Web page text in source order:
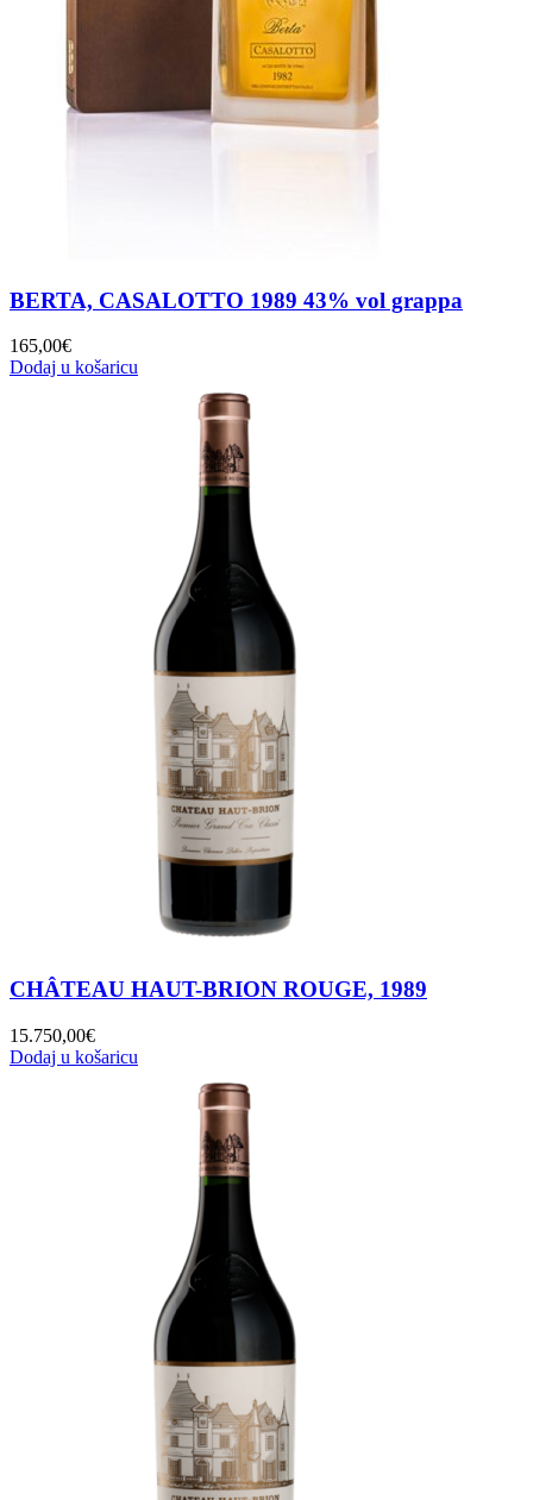
BERTA, CASALOTTO 1989 43% vol grappa
165,00€
Dodaj u košaricu
CHÂTEAU HAUT-BRION ROUGE, 1989
15.750,00€
Dodaj u košaricu